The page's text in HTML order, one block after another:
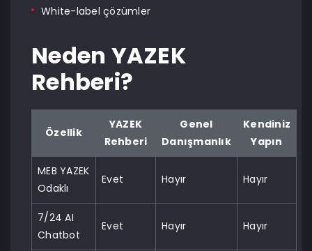
White-label çözümler
Neden YAZEK
Rehberi?
Özellik
YAZEK
Rehberi
Genel
Danışmanlık
Kendiniz
Yapın
MEB YAZEK
Odaklı
Evet Hayır Hayır
7/24 AI
Chatbot
Evet Hayır Hayır